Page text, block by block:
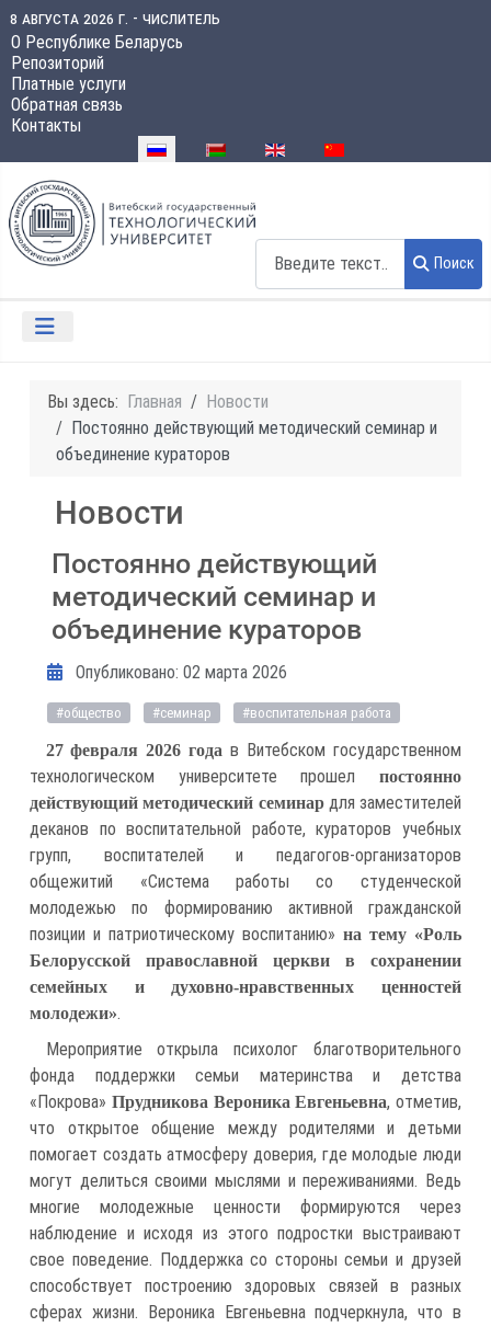
8 августа 2026 г. - числитель
О Республике Беларусь
Репозиторий
Платные услуги
Обратная связь
Контакты
Выберите язык
Поиск
Вы здесь: Главная
Новости
Постоянно действующий методический семинар и
объединение кураторов
Новости
Постоянно действующий
методический семинар и
объединение кураторов
Информация о материале
Опубликовано: 02 марта 2026
#общество #семинар #воспитательная работа
27 февраля 2026 года в Витебском государственном
технологическом университете прошел постоянно
действующий методический семинардля заместителей
деканов по воспитательной работе, кураторов учебных
групп, воспитателей и педагогов-организаторов
общежитий «Система работы со студенческой
молодежью по формированию активной гражданской
позиции и патриотическому воспитанию» на тему «Роль
Белорусской православной церкви в сохранении
семейных и духовно-нравственных ценностей
молодежи».
Мероприятие открыла психолог благотворительного
фонда поддержки семьи материнства и детства
«Покрова» Прудникова Вероника Евгеньевна, отметив,
что открытое общение между родителями и детьми
помогает создать атмосферу доверия, где молодые люди
могут делиться своими мыслями и переживаниями. Ведь
многие молодежные ценности формируются через
наблюдение и исходя из этого подростки выстраивают
свое поведение. Поддержка со стороны семьи и друзей
способствует построению здоровых связей в разных
сферах жизни. Вероника Евгеньевна подчеркнула, что в